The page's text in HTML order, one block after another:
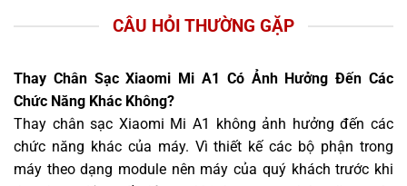
CÂU HỎI THƯỜNG GẶP
Thay Chân Sạc Xiaomi Mi A1 Có Ảnh Hưởng Đến Các
Chức Năng Khác Không?
Thay chân sạc Xiaomi Mi A1 không ảnh hưởng đến các
chức năng khác của máy. Vì thiết kế các bộ phận trong
máy theo dạng module nên máy của quý khách trước khi